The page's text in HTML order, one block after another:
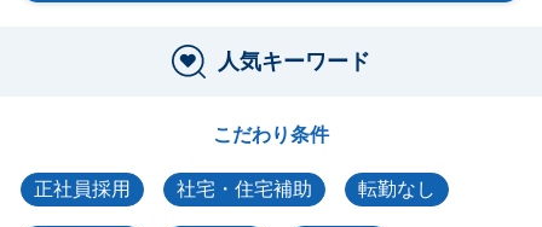
人気キーワード
こだわり条件
正社員採用 社宅・住宅補助 転勤なし